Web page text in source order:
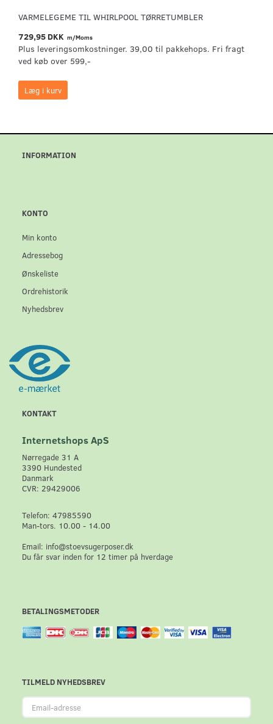
VARMELEGEME TIL WHIRLPOOL TØRRETUMBLER
729,95 DKK m/Moms
Plus leveringsomkostninger. 39,00 til pakkehops. Fri fragt
ved køb over 599,-
Læg i kurv
INFORMATION
KONTO
Min konto
Adressebog
Ønskeliste
Ordrehistorik
Nyhedsbrev
KONTAKT
Internetshops ApS
Nørregade 31 A
3390 Hundested
Danmark
CVR: 29429006
Telefon: 47985590
Man-tors. 10.00 - 14.00
Email: info@stoevsugerposer.dk
Du får svar inden for 12 timer på hverdage
BETALINGSMETODER
TILMELD NYHEDSBREV
Email-
adresse